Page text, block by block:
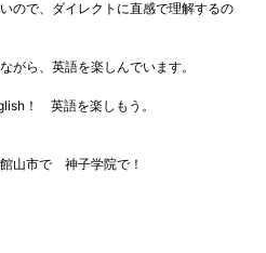
ので、ダイレクトに直感で理解するの
がら、英語を楽しんでいます。
！ 英語を楽しもう。
山市で 神子学院で！